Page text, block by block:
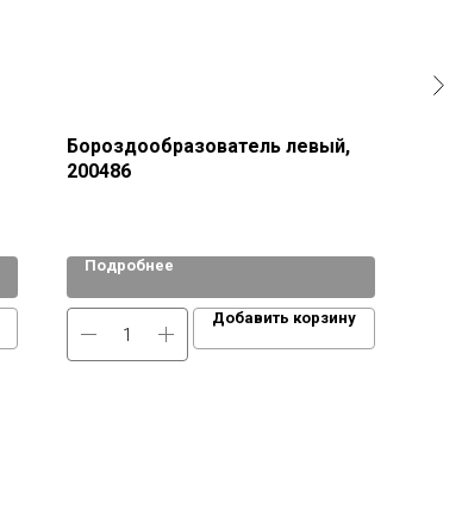
Бороздообразователь левый,
200486
Подробнее
Добавить корзину